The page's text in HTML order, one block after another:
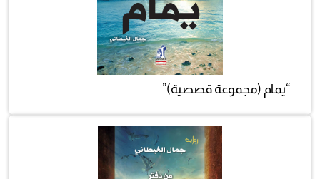
“يمام (مجموعة قصصية)”